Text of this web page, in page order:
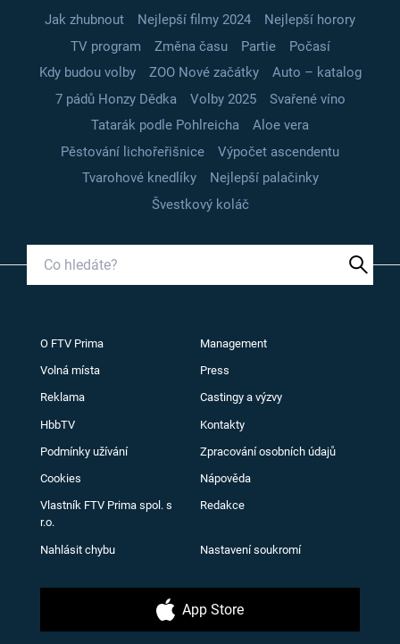
Jak zhubnout Nejlepší filmy 2024
Nejlepší horory
TV program
Změna času Partie
Počasí
Kdy budou volby
ZOO Nové začátky
Auto – katalog
7 pádů Honzy Dědka
Volby 2025
Svařené víno
Tatarák podle Pohlreicha
Aloe vera
Pěstování lichořeřišnice
Výpočet ascendentu
Tvarohové knedlíky
Nejlepší palačinky
Švestkový koláč
O FTV Prima Management
Volná místa Press
Reklama Castingy a výzvy
HbbTV Kontakty
Podmínky užívání Zpracování osobních údajů
Cookies Nápověda
Vlastník FTV Prima spol. s
r.o.
Redakce
Nahlásit chybu Nastavení soukromí
App Store